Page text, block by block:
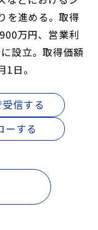
を進める。取得
万円、営業利
設立。取得価額
日。
信する
ーする